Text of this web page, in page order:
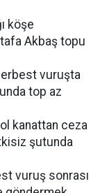
köşe
Akbaş topu
vuruşta
top az
kanattan ceza
şutunda
vuruş sonrası